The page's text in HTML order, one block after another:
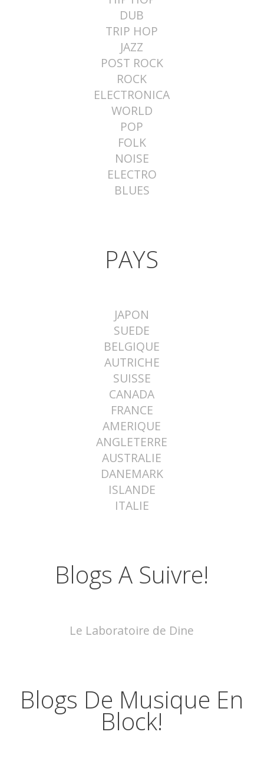
DUB
TRIP HOP
JAZZ
POST ROCK
ROCK
ELECTRONICA
WORLD
POP
FOLK
NOISE
ELECTRO
BLUES
PAYS
JAPON
SUEDE
BELGIQUE
AUTRICHE
SUISSE
CANADA
FRANCE
AMERIQUE
ANGLETERRE
AUSTRALIE
DANEMARK
ISLANDE
ITALIE
Blogs A Suivre!
Le Laboratoire de Dine
Blogs De Musique En
Block!